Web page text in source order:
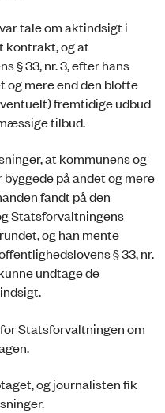
tale om aktindsigt i
kontrakt, og at
§ 33, nr. 3, efter hans
og mere end den blotte
fremtidige udbud
tilbud.
at kommunens og
på andet og mere
fandt på den
Statsforvaltningens
og han mente
§ 33, nr.
undtage de
Statsforvaltningen om
og journalisten fik